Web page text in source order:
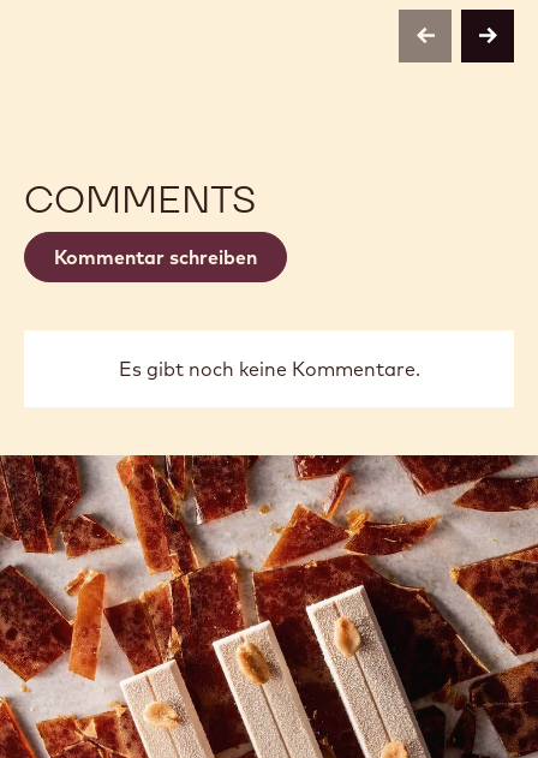
ASSORTMENT
previousnext
COMMENTS
Kommentar schreiben
Es gibt noch keine Kommentare.